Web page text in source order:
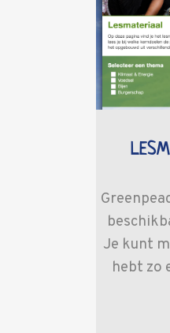
Je kunt
hebt zo